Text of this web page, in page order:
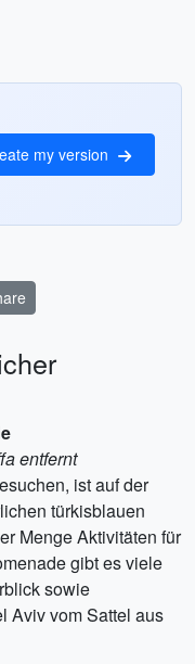
my version
entfernt
ist auf der
türkisblauen
Menge Aktivitäten für
gibt es viele
sowie
Aviv vom Sattel aus